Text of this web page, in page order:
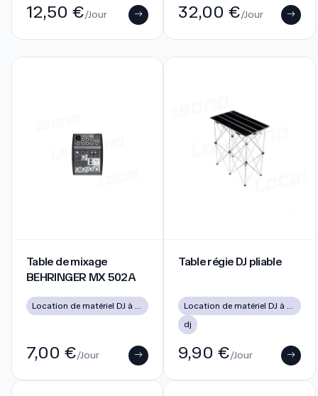
12,50 €/Jour 32,00 €/Jour
Table de mixage
BEHRINGER MX 502A
Location de matériel DJ à Lyon pour soirées, mariages et événements
7,00 €/Jour
Table régie DJ pliable
Location de matériel DJ à Lyon pour soirées, mariages et événements
dj
9,90 €/Jour